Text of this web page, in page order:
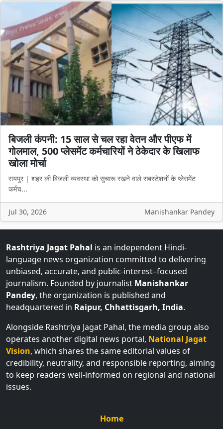
बिजली कंपनी: 15 साल से चल रहा वेतन और पीएफ में
गोलमाल, 500 प्लेसमेंट कर्मचारियों ने ठेकेदार के खिलाफ
खोला मोर्चा
रायपुर | शहर की बिजली व्यवस्था को सुचारू रखने वाले सबस्टेशनों के प्लेसमेंट
कर्मच...
Jul 30, 2026 Manishankar Pandey
Rashtriya Jagat Pahal is an independent Hindi-
language news organization committed to delivering
unbiased, accurate, and public-interest–focused
journalism. Founded by journalist Manishankar
Pandey, the organization is published and
headquartered in Raipur, Chhattisgarh, India.
Alongside Rashtriya Jagat Pahal, the media group also
operates another digital news portal, National Jagat
Vision, which shares the same editorial values of
credibility, neutrality, and responsible reporting, aiming
to keep readers well-informed on regional and national
issues.
Home